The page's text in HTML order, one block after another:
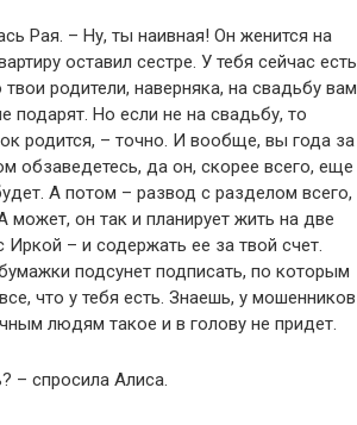
Рая. – Ну, ты наивная! Он женится на
оставил сестре. У тебя сейчас есть
родители, наверняка, на свадьбу вам
подарят. Но если не на свадьбу, то
родится, – точно. И вообще, вы года за
обзаведетесь, да он, скорее всего, еще
А потом – развод с разделом всего,
может, он так и планирует жить на две
Иркой – и содержать ее за твой счет.
подсунет подписать, по которым
что у тебя есть. Знаешь, у мошенников
людям такое и в голову не придет.
– спросила Алиса.